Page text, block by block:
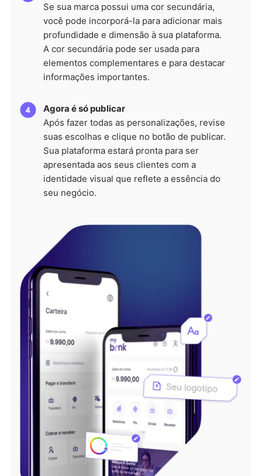
Se sua marca possui uma cor secundária,
você pode incorporá-la para adicionar mais
profundidade e dimensão à sua plataforma.
A cor secundária pode ser usada para
elementos complementares e para destacar
informações importantes.
Agora é só publicar
Após fazer todas as personalizações, revise
suas escolhas e clique no botão de publicar.
Sua plataforma estará pronta para ser
apresentada aos seus clientes com a
identidade visual que reflete a essência do
seu negócio.